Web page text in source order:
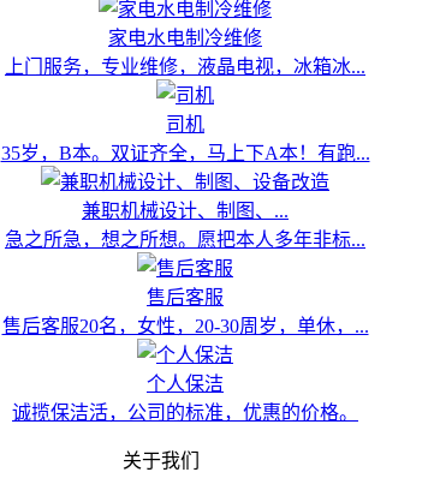
家电水电制冷维修
上门服务，专业维修，液晶电视，冰箱冰...
司机
35岁，B本。双证齐全，马上下A本！有跑...
兼职机械设计、制图、...
急之所急，想之所想。愿把本人多年非标...
售后客服
售后客服20名，女性，20-30周岁，单休，...
个人保洁
诚揽保洁活，公司的标准，优惠的价格。
关于我们